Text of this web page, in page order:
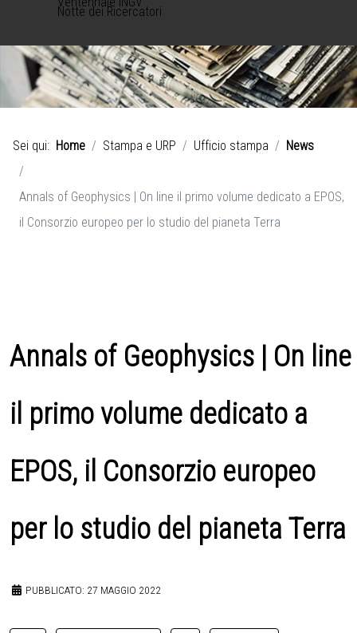
Notte dei Ricercatori
Sei qui: Home Stampa e URP Ufficio stampa News
Annals of Geophysics | On line il primo volume dedicato a EPOS,
il Consorzio europeo per lo studio del pianeta Terra
Annals of Geophysics | On line
il primo volume dedicato a
EPOS, il Consorzio europeo
per lo studio del pianeta Terra
PUBBLICATO: 27 MAGGIO 2022